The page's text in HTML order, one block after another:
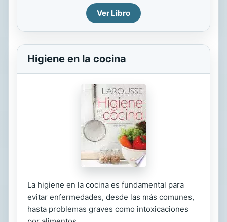
Ver Libro
Higiene en la cocina
La higiene en la cocina es fundamental para
evitar enfermedades, desde las más comunes,
hasta problemas graves como intoxicaciones